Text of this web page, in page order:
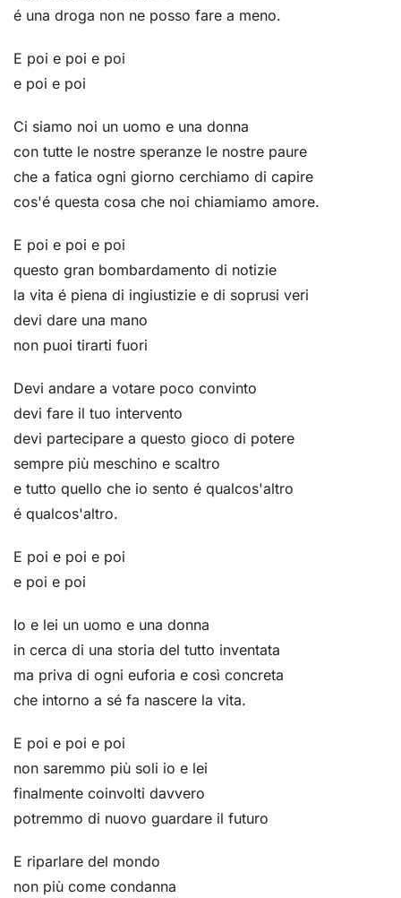
é una droga non ne posso fare a meno.
E poi e poi e poi
e poi e poi
Ci siamo noi un uomo e una donna
con tutte le nostre speranze le nostre paure
che a fatica ogni giorno cerchiamo di capire
cos'é questa cosa che noi chiamiamo amore.
E poi e poi e poi
questo gran bombardamento di notizie
la vita é piena di ingiustizie e di soprusi veri
devi dare una mano
non puoi tirarti fuori
Devi andare a votare poco convinto
devi fare il tuo intervento
devi partecipare a questo gioco di potere
sempre più meschino e scaltro
e tutto quello che io sento é qualcos'altro
é qualcos'altro.
E poi e poi e poi
e poi e poi
Io e lei un uomo e una donna
in cerca di una storia del tutto inventata
ma priva di ogni euforia e così concreta
che intorno a sé fa nascere la vita.
E poi e poi e poi
non saremmo più soli io e lei
finalmente coinvolti davvero
potremmo di nuovo guardare il futuro
E riparlare del mondo
non più come condanna